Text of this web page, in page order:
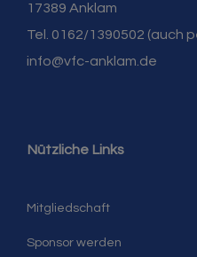
17389 Anklam
Tel. 0162/1390502 (auch
info@vfc-anklam.de
Nützliche Links
Mitgliedschaft
Sponsor werden